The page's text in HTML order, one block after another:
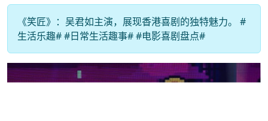
《笑匠》：吴君如主演，展现香港喜剧的独特魅力。 #
生活乐趣# #日常生活趣事# #电影喜剧盘点#